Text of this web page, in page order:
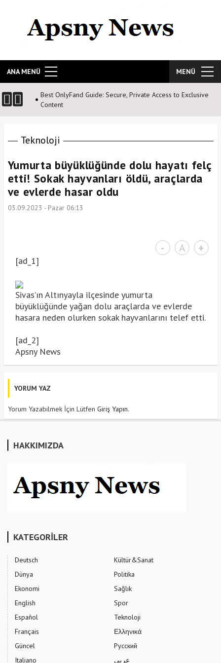
ANA MENÜ MENÜ
Best OnlyFand Guide: Secure, Private Access to Exclusive
Content
Teknoloji
Yumurta büyüklüğünde dolu hayatı felç
etti! Sokak hayvanları öldü, araçlarda
ve evlerde hasar oldu
03.09.2023 - Pazar 06:13
- A +
[ad_1]
Sivas’ın Altınyayla ilçesinde yumurta
büyüklüğünde yağan dolu araçlarda ve evlerde
hasara neden olurken sokak hayvanlarını telef etti.
[ad_2]
Apsny News
YORUM YAZ
Yorum Yazabilmek İçin Lütfen Giriş Yapın.
HAKKIMIZDA
KATEGORİLER
Deutsch
Dünya
Ekonomi
English
Español
Français
Güncel
Italiano
Kültür&Sanat
Politika
Sağlık
Spor
Teknoloji
Ελληνικά
Русский
عربي